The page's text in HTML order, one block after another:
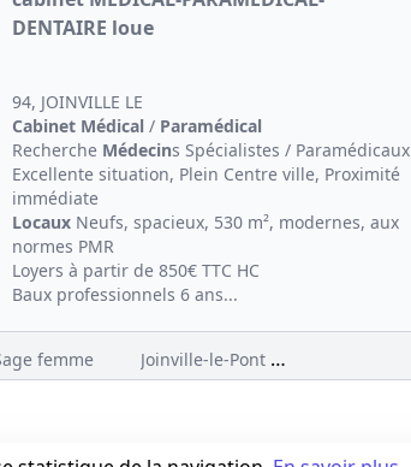
DENTAIRE loue
94, JOINVILLE LE
Cabinet Médical/ Paramédical
Recherche Médecins Spécialistes / Paramédicaux
Excellente situation, Plein Centre ville, Proximité
immédiate
LocauxNeufs, spacieux, 530 m², modernes, aux
normes PMR
Loyers à partir de 850€ TTC HC
Baux professionnels 6 ans...
femme Joinville-le-Pont (94)